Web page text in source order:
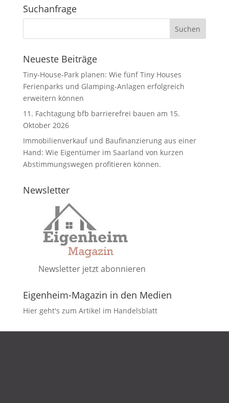
Suchanfrage
Neueste Beiträge
Tiny-House-Park planen: Wie fünf Tiny Houses
Ferienparks und Glamping-Anlagen erfolgreich
erweitern können
11. Fachtagung bfb barrierefrei bauen am 15.
Oktober 2026
Immobilienverkauf und Baufinanzierung aus einer
Hand: Wie Eigentümer im Saarland von kurzen
Abstimmungswegen profitieren können.
Newsletter
Newsletter jetzt abonnieren
Eigenheim-Magazin in den Medien
Hier geht's zum Artikel im Handelsblatt
DATENSCHUTZ